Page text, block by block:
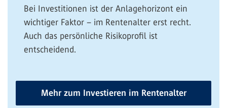
Bei Investitionen ist der Anlagehorizont ein
wichtiger Faktor – im Rentenalter erst recht.
Auch das persönliche Risikoprofil ist
entscheidend.
Mehr zum Investieren im Rentenalter